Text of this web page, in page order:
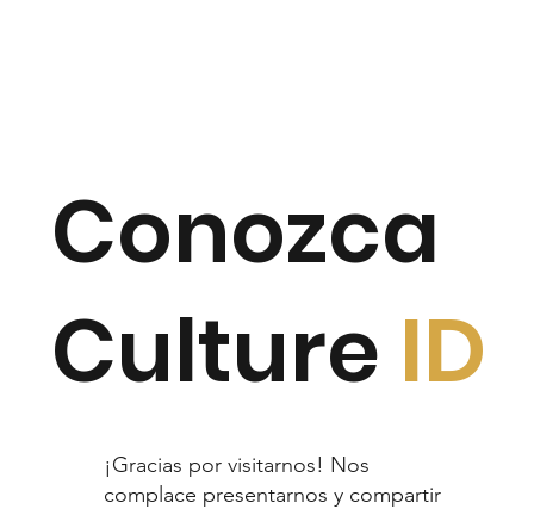
Conozca
Culture ID
¡Gracias por visitarnos! Nos
complace presentarnos y compartir